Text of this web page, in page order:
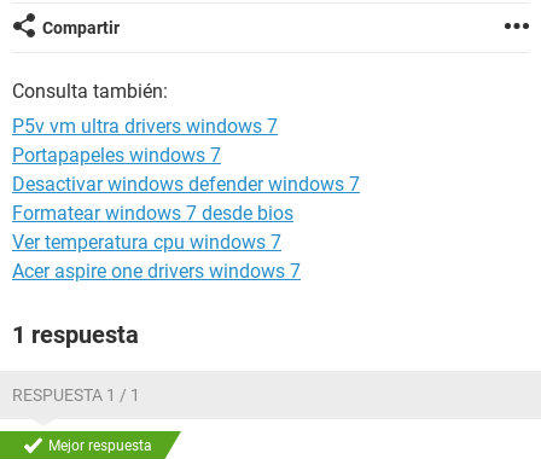
Compartir
Consulta también:
P5v vm ultra drivers windows 7
Portapapeles windows 7
Desactivar windows defender windows 7
Formatear windows 7 desde bios
Ver temperatura cpu windows 7
Acer aspire one drivers windows 7
1 respuesta
RESPUESTA 1 / 1
Mejor respuesta